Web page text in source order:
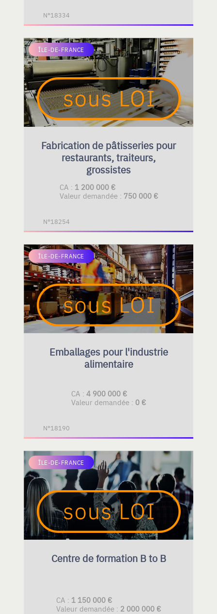
N°18334
ÎLE-DE-FRANCE
Fabrication de pâtisseries pour
restaurants, traiteurs,
grossistes
CA : 1 200 000 €
Valeur demandée : 750 000 €
N°18254
ÎLE-DE-FRANCE
Emballages pour l'industrie
alimentaire
CA : 4 900 000 €
Valeur demandée : 0 €
N°18190
ÎLE-DE-FRANCE
Centre de formation B to B
CA : 1 150 000 €
Valeur demandée : 2 000 000 €